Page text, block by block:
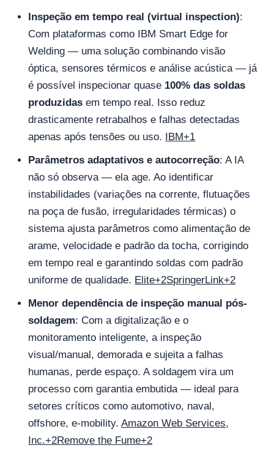
Inspeção em tempo real (virtual inspection):
Com plataformas como IBM Smart Edge for
Welding — uma solução combinando visão
óptica, sensores térmicos e análise acústica — já
é possível inspecionar quase 100% das soldas
produzidas em tempo real. Isso reduz
drasticamente retrabalhos e falhas detectadas
apenas após tensões ou uso. IBM+1
Parâmetros adaptativos e autocorreção: A IA
não só observa — ela age. Ao identificar
instabilidades (variações na corrente, flutuações
na poça de fusão, irregularidades térmicas) o
sistema ajusta parâmetros como alimentação de
arame, velocidade e padrão da tocha, corrigindo
em tempo real e garantindo soldas com padrão
uniforme de qualidade. Elite+2SpringerLink+2
Menor dependência de inspeção manual pós-
soldagem: Com a digitalização e o
monitoramento inteligente, a inspeção
visual/manual, demorada e sujeita a falhas
humanas, perde espaço. A soldagem vira um
processo com garantia embutida — ideal para
setores críticos como automotivo, naval,
offshore, e‑mobility.Amazon Web Services,
Inc.+2Remove the Fume+2